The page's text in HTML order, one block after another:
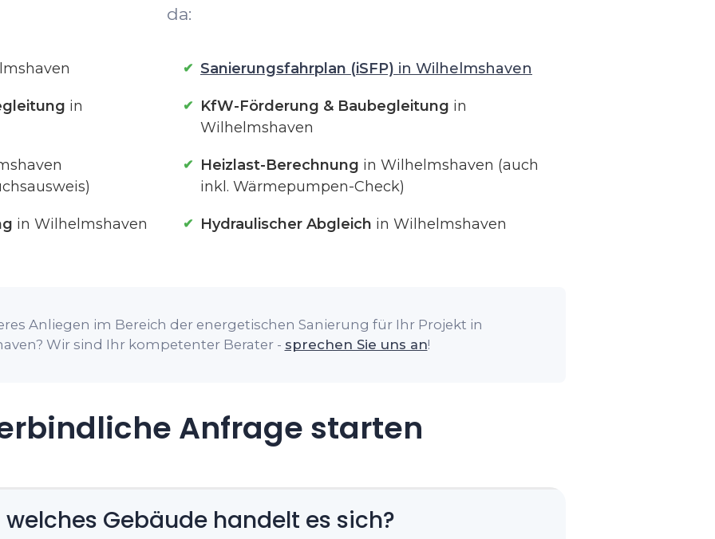
da:
Sanierungsfahrplan (iSFP) in Wilhelmshaven
in KfW-Förderung & Baubegleitung in
Wilhelmshaven
Heizlast-Berechnung in Wilhelmshaven (auch
inkl. Wärmepumpen-Check)
in Wilhelmshaven Hydraulischer Abgleich in Wilhelmshaven
Anliegen im Bereich der energetischen Sanierung für Ihr Projekt in
Wir sind Ihr kompetenter Berater - sprechen Sie uns an!
Anfrage starten